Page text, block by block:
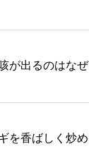
が出るのはな
を香ばしく炒